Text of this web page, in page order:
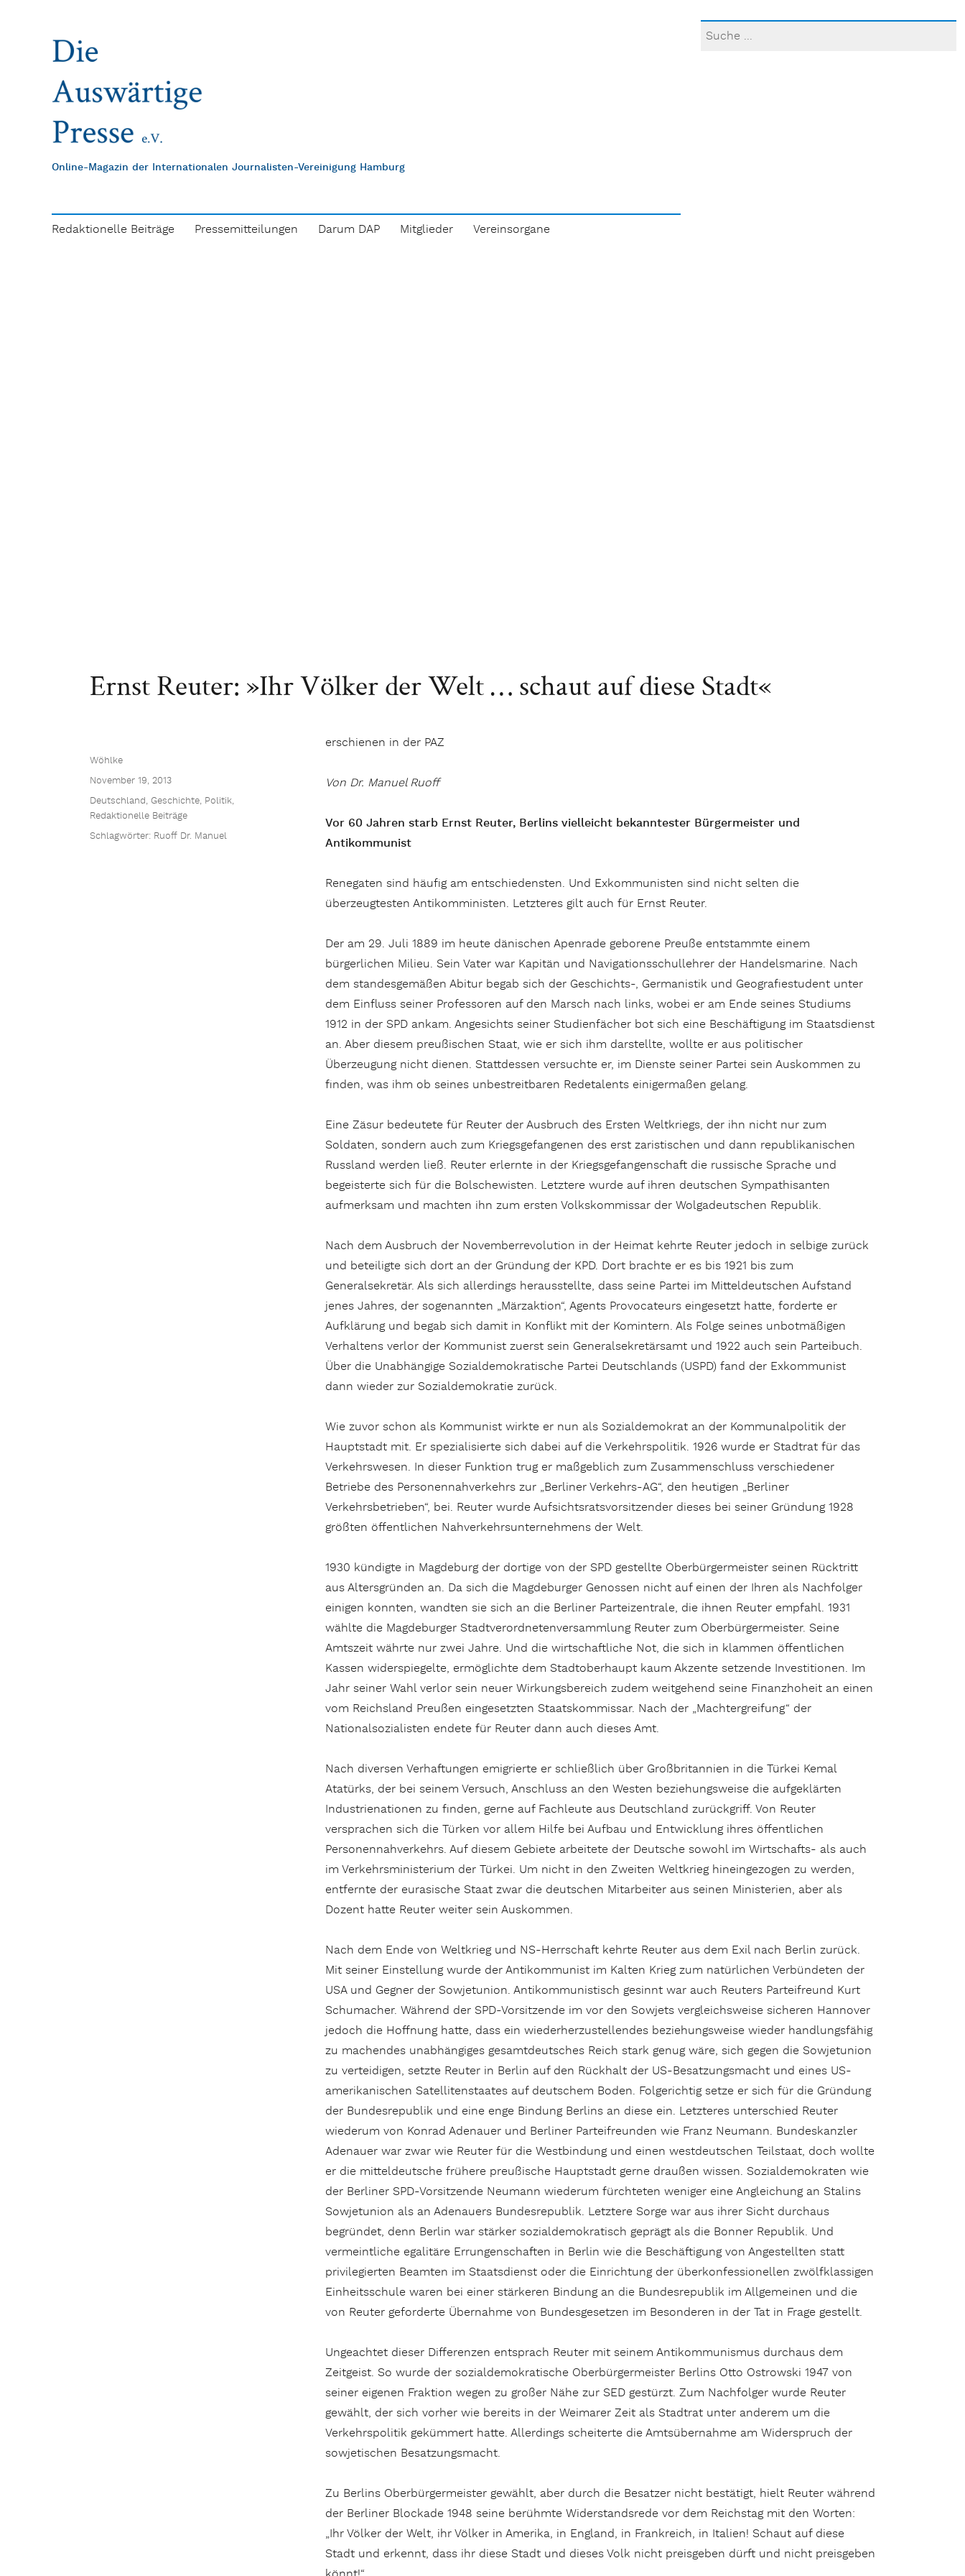
Online-Magazin der Internationalen Journalisten-Vereinigung Hamburg
Redaktionelle Beiträge Pressemitteilungen Darum DAP Mitglieder Vereinsorgane
Ernst Reuter: »Ihr Völker der Welt … schaut auf diese Stadt«
erschienen in der PAZ
Von Dr. Manuel Ruoff
Vor 60 Jahren starb Ernst Reuter, Berlins vielleicht bekanntester Bürgermeister und
Antikommunist
Renegaten sind häufig am entschiedensten. Und Exkommunisten sind nicht selten die
überzeugtesten Antikomministen. Letzteres gilt auch für Ernst Reuter.
Der am 29. Juli 1889 im heute dänischen Apenrade geborene Preuße entstammte einem
bürgerlichen Milieu. Sein Vater war Kapitän und Navigationsschullehrer der Handelsmarine. Nach
dem standesgemäßen Abitur begab sich der Geschichts-, Germanistik und Geografiestudent unter
dem Einfluss seiner Professoren auf den Marsch nach links, wobei er am Ende seines Studiums
1912 in der SPD ankam. Angesichts seiner Studienfächer bot sich eine Beschäftigung im Staatsdienst
an. Aber diesem preußischen Staat, wie er sich ihm darstellte, wollte er aus politischer
Überzeugung nicht dienen. Stattdessen versuchte er, im Dienste seiner Partei sein Auskommen zu
finden, was ihm ob seines unbestreitbaren Redetalents einigermaßen gelang.
Eine Zäsur bedeutete für Reuter der Ausbruch des Ersten Weltkriegs, der ihn nicht nur zum
Soldaten, sondern auch zum Kriegsgefangenen des erst zaristischen und dann republikanischen
Russland werden ließ. Reuter erlernte in der Kriegsgefangenschaft die russische Sprache und
begeisterte sich für die Bolschewisten. Letztere wurde auf ihren deutschen Sympathisanten
aufmerksam und machten ihn zum ersten Volkskommissar der Wolgadeutschen Republik.
Nach dem Ausbruch der Novemberrevolution in der Heimat kehrte Reuter jedoch in selbige zurück
und beteiligte sich dort an der Gründung der KPD. Dort brachte er es bis 1921 bis zum
Generalsekretär. Als sich allerdings herausstellte, dass seine Partei im Mitteldeutschen Aufstand
jenes Jahres, der sogenannten „Märzaktion“, Agents Provocateurs eingesetzt hatte, forderte er
Aufklärung und begab sich damit in Konflikt mit der Komintern. Als Folge seines unbotmäßigen
Verhaltens verlor der Kommunist zuerst sein Generalsekretärsamt und 1922 auch sein Parteibuch.
Über die Unabhängige Sozialdemokratische Partei Deutschlands (USPD) fand der Exkommunist
dann wieder zur Sozialdemokratie zurück.
Wie zuvor schon als Kommunist wirkte er nun als Sozialdemokrat an der Kommunalpolitik der
Hauptstadt mit. Er spezialisierte sich dabei auf die Verkehrspolitik. 1926 wurde er Stadtrat für das
Verkehrswesen. In dieser Funktion trug er maßgeblich zum Zusammenschluss verschiedener
Betriebe des Personennahverkehrs zur „Berliner Verkehrs-AG“, den heutigen „Berliner
Verkehrsbetrieben“, bei. Reuter wurde Aufsichtsratsvorsitzender dieses bei seiner Gründung 1928
größten öffentlichen Nahverkehrsunternehmens der Welt.
1930 kündigte in Magdeburg der dortige von der SPD gestellte Oberbürgermeister seinen Rück­tritt
aus Altersgründen an. Da sich die Magdeburger Genossen nicht auf einen der Ihren als Nachfolger
einigen konnten, wandten sie sich an die Berliner Parteizentrale, die ihnen Reuter empfahl. 1931
wählte die Magdeburger Stadtverordnetenversammlung Reuter zum Oberbürgermeister. Seine
Amtszeit währte nur zwei Jahre. Und die wirtschaftliche Not, die sich in klammen öffentlichen
Kassen widerspiegelte, ermöglichte dem Stadtoberhaupt kaum Akzente setzende Investitionen. Im
Jahr seiner Wahl verlor sein neuer Wirkungsbereich zudem weitgehend seine Finanzhoheit an einen
vom Reichsland Preußen eingesetzten Staatskommissar. Nach der „Macht­ergreifung“ der
Nationalsozialisten endete für Reuter dann auch dieses Amt.
Nach diversen Verhaftungen emigrierte er schließlich über Großbritannien in die Türkei Kemal
Atatürks, der bei seinem Versuch, Anschluss an den Westen beziehungsweise die aufgeklärten
Industrienationen zu finden, gerne auf Fachleute aus Deutschland zurückgriff. Von Reuter
versprachen sich die Türken vor allem Hilfe bei Aufbau und Entwicklung ihres öffentlichen
Personennahverkehrs. Auf diesem Gebiete arbeitete der Deutsche sowohl im Wirtschafts- als auch
im Verkehrsministerium der Türkei. Um nicht in den Zweiten Weltkrieg hineingezogen zu werden,
entfernte der eurasische Staat zwar die deutschen Mitarbeiter aus seinen Ministerien, aber als
Dozent hatte Reuter weiter sein Auskommen.
Nach dem Ende von Weltkrieg und NS-Herrschaft kehrte Reuter aus dem Exil nach Berlin zurück.
Mit seiner Einstellung wurde der Antikommunist im Kalten Krieg zum natürlichen Verbündeten der
USA und Gegner der Sowjetunion. Antikommunistisch gesinnt war auch Reuters Parteifreund Kurt
Schumacher. Während der SPD-Vorsitzende im vor den Sowjets vergleichsweise sicheren Hannover
jedoch die Hoffnung hatte, dass ein wiederherzustellendes beziehungsweise wieder handlungsfähig
zu machendes unabhängiges gesamtdeutsches Reich stark genug wäre, sich gegen die Sowjetunion
zu verteidigen, setzte Reuter in Berlin auf den Rückhalt der US-Besatzungsmacht und eines US-
amerikanischen Satellitenstaates auf deutschem Boden. Folgerichtig setze er sich für die Gründung
der Bundesrepublik und eine enge Bindung Berlins an diese ein. Letzteres unterschied Reuter
wiederum von Konrad Adenauer und Berliner Parteifreunden wie Franz Neumann. Bundeskanzler
Adenauer war zwar wie Reuter für die Westbindung und einen westdeutschen Teilstaat, doch wollte
er die mitteldeutsche frühere preußische Hauptstadt gerne draußen wissen. Sozialdemokraten wie
der Berliner SPD-Vorsitzende Neumann wiederum fürchteten weniger eine Angleichung an Stalins
Sowjetunion als an Adenauers Bundesrepublik. Letztere Sorge war aus ihrer Sicht durchaus
begründet, denn Berlin war stärker sozialdemokratisch geprägt als die Bonner Republik. Und
vermeintliche egalitäre Errungenschaften in Berlin wie die Beschäftigung von Angestellten statt
privilegierten Beamten im Staatsdienst oder die Einrichtung der überkonfessionellen zwölfklassigen
Einheitsschule waren bei einer stärkeren Bindung an die Bundesrepublik im Allgemeinen und die
von Reuter geforderte Übernahme von Bundesgesetzen im Besonderen in der Tat in Frage gestellt.
Ungeachtet dieser Differenzen entsprach Reuter mit seinem Antikommunismus durchaus dem
Zeitgeist. So wurde der sozialdemokratische Oberbürgermeister Berlins Otto Ostrowski 1947 von
seiner eigenen Fraktion wegen zu großer Nähe zur SED gestürzt. Zum Nachfolger wurde Reuter
gewählt, der sich vorher wie bereits in der Weimarer Zeit als Stadtrat unter anderem um die
Verkehrspolitik gekümmert hatte. Allerdings scheiterte die Amtsübernahme am Widerspruch der
sowjetischen Besatzungsmacht.
Zu Berlins Oberbürgermeister gewählt, aber durch die Besatzer nicht bestätigt, hielt Reuter während
der Berliner Blockade 1948 seine berühmte Widerstandsrede vor dem Reichstag mit den Worten:
„Ihr Völker der Welt, ihr Völker in Amerika, in England, in Frankreich, in Italien! Schaut auf diese
Stadt und erkennt, dass ihr diese Stadt und dieses Volk nicht preisgeben dürft und nicht preisgeben
Wöhlke
November 19, 2013
Deutschland, Geschichte, Politik,
Redaktionelle Beiträge
Schlagwörter: Ruoff Dr. Manuel